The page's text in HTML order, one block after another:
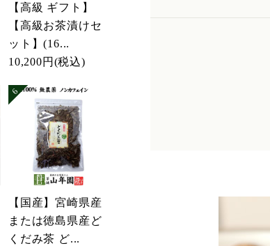
【高級 ギフト】
【高級お茶漬けセ
ット】(16...
10,200円 (税込)
【国産】宮崎県産
または徳島県産ど
くだみ茶 ど...